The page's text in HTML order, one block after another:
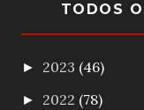
TODOS
► 2023 (46)
► 2022 (78)